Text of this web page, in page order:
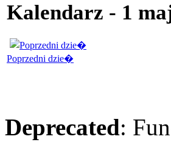
Kalendarz - 1
Poprzedni dzie�
Deprecated: